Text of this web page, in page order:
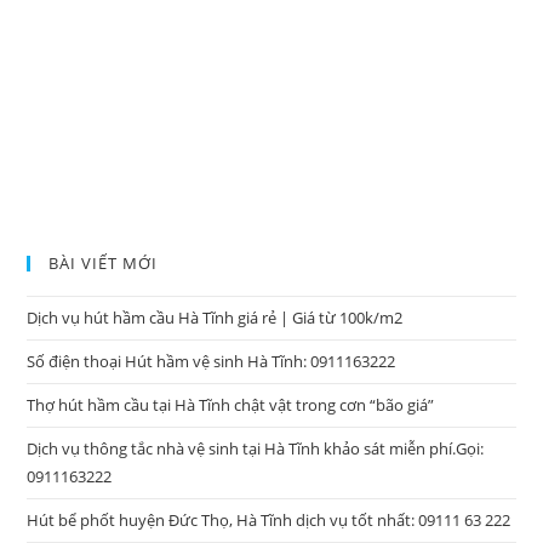
BÀI VIẾT MỚI
Dịch vụ hút hầm cầu Hà Tĩnh giá rẻ | Giá từ 100k/m2
Số điện thoại Hút hầm vệ sinh Hà Tĩnh: 0911163222
Thợ hút hầm cầu tại Hà Tĩnh chật vật trong cơn “bão giá”
Dịch vụ thông tắc nhà vệ sinh tại Hà Tĩnh khảo sát miễn phí.Gọi:
0911163222
Hút bể phốt huyện Đức Thọ, Hà Tĩnh dịch vụ tốt nhất: 09111 63 222